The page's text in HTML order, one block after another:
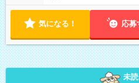
気になる！ 応募
未読